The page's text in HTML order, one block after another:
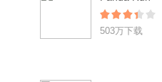
503万下载